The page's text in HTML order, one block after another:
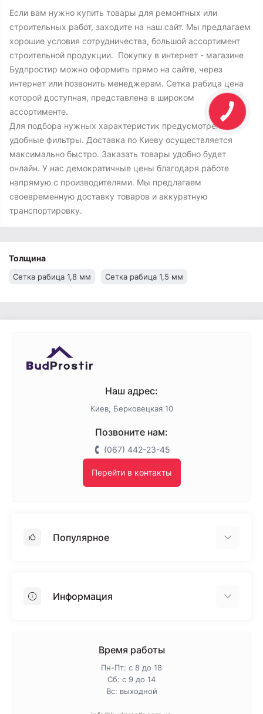
Если вам нужно купить товары для ремонтных или
строительных работ, заходите на наш сайт. Мы предлагаем
хорошие условия сотрудничества, большой ассортимент
строительной продукции. Покупку в интернет - магазине
Будпростир можно оформить прямо на сайте, через
интернет или позвонить менеджерам. Сетка рабица цена
которой доступная, представлена в широком
ассортименте.
Для подбора нужных характеристик предусмотрены
удобные фильтры. Доставка по Киеву осуществляется
максимально быстро. Заказать товары удобно будет
онлайн. У нас демократичные цены благодаря работе
напрямую с производителями. Мы предлагаем
своевременную доставку товаров и аккуратную
транспортировку.
Толщина
Сетка рабица 1,8 мм Сетка рабица 1,5 мм
Наш адрес:
Киев, Берковецкая 10
Позвоните нам:
(067) 442-23-45
Перейти в контакты
Популярное
ПенопластИнформация
Политика конфиденциальности
Время работы
Пн-Пт: с 8 до 18
Сб: с 9 до 14
Вс: выходной